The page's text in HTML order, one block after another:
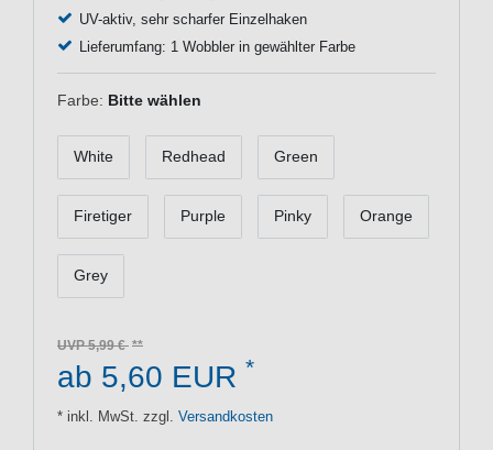
UV-aktiv, sehr scharfer Einzelhaken
Lieferumfang: 1 Wobbler in gewählter Farbe
Farbe: Bitte wählen
White Redhead Green
Firetiger Purple Pinky Orange
Grey
UVP 5,99 €
ab 5,60 EUR *
* inkl. MwSt. zzgl. Versandkosten